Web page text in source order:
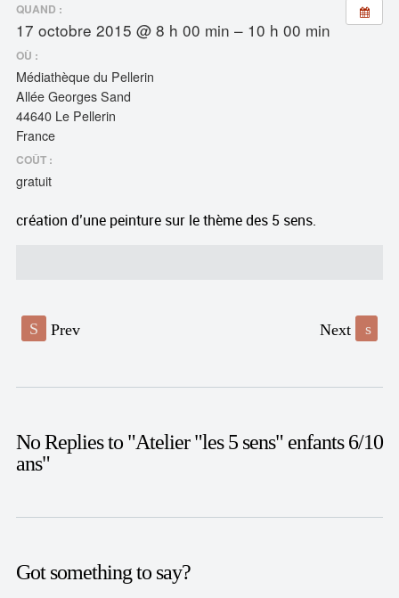
QUAND :
17 octobre 2015 @ 8 h 00 min – 10 h 00 min
OÙ :
Médiathèque du Pellerin
Allée Georges Sand
44640 Le Pellerin
France
COÛT :
gratuit
création d’une peinture sur le thème des 5 sens.
S Prev Next s
No Replies to "Atelier "les 5 sens" enfants 6/10
ans"
Got something to say?